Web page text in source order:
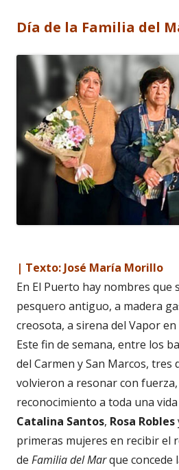
Día de la Familia del
| Texto: José María Morillo
En El Puerto hay nombres que
pesquero antiguo, a madera
creosota, a sirena del Vapor
Este fin de semana, entre los
del Carmen y San Marcos, tres
volvieron a resonar con
reconocimiento a toda una
Catalina Santos, Rosa Robles
primeras mujeres en recibir el
de Familia del Marque concede